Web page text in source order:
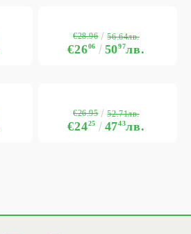
€2606 5097лв.
€28.96 56.64лв.
€2425 4743лв.
€26.95 52.71лв.